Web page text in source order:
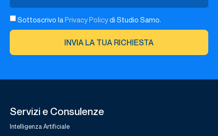
Sottoscrivo laPrivacy Policydi Studio Samo.
INVIA LA TUA RICHIESTA
Servizi e Consulenze
Intelligenza Artificiale